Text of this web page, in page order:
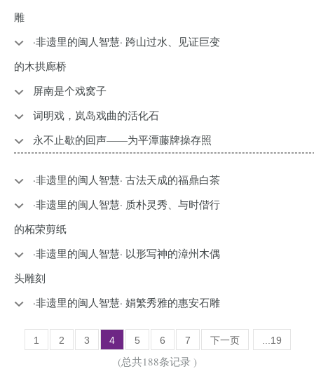
雕
·非遗里的闽人智慧· 跨山过水、见证巨变
的木拱廊桥
屏南是个戏窝子
词明戏，岚岛戏曲的活化石
永不止歇的回声——为平潭藤牌操存照
​·非遗里的闽人智慧· 古法天成的福鼎白茶
​·非遗里的闽人智慧· 质朴灵秀、与时偕行
的柘荣剪纸
·非遗里的闽人智慧· ​以形写神的漳州木偶
头雕刻
·非遗里的闽人智慧· 娟繁秀雅的惠安石雕
1 2 3 4 5 6 7 下一页 ...19
(总共188条记录 )